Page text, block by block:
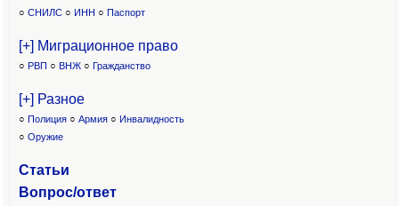
○ СНИЛС ○ ИНН ○ Паспорт
[+] Миграционное право
○ РВП ○ ВНЖ ○ Гражданство
[+] Разное
○ Полиция ○ Армия ○ Инвалидность
○ Оружие
Статьи
Вопрос/ответ